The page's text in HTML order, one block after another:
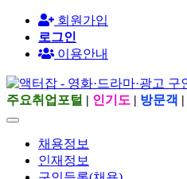
회원가입
로그인
이용안내
주요취업포털 | 인기도 | 방문객 |
채용정보
인재정보